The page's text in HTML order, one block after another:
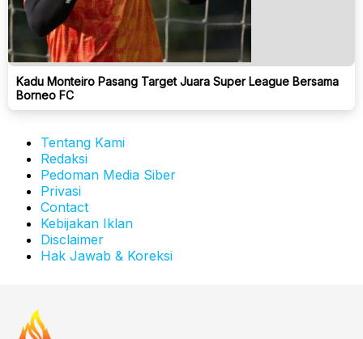
Kadu Monteiro Pasang Target Juara Super League Bersama
Borneo FC
Tentang Kami
Redaksi
Pedoman Media Siber
Privasi
Contact
Kebijakan Iklan
Disclaimer
Hak Jawab & Koreksi